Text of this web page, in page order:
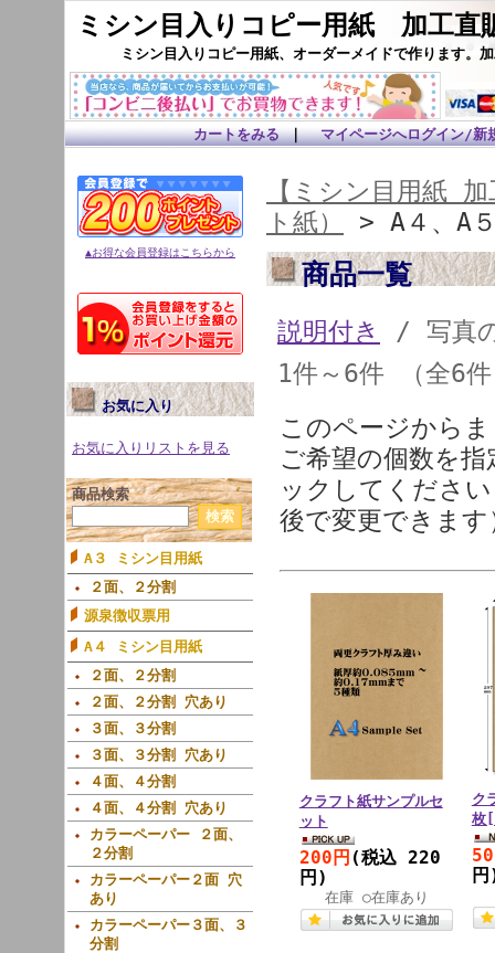
ミシン目入りコピー用紙 加工直
ミシン目入りコピー用紙、オーダーメイドで作ります。
カートをみる｜ マイページへログイン/新
▲お得な会員登録はこちらから
お気に入り
お気に入りリストを見る
商品検索
A３ ミシン目用紙
２面、２分割
源泉徴収票用
A４ ミシン目用紙
２面、２分割
２面、２分割 穴あり
３面、３分割
３面、３分割 穴あり
４面、４分割
４面、４分割 穴あり
カラーペーパー ２面、
２分割
カラーペーパー２面 穴
あり
カラーペーパー３面、３
分割
【ミシン目用紙
ト紙）
> A４、A
商品一覧
説明付き
/ 写真
1件～6件 （全6
このページから
ご希望の個数を
ックしてくださ
後で変更できます
クラフト紙サンプルセ
ット
200円 (税込 220
円)
在庫 ○在庫あり
ク
枚